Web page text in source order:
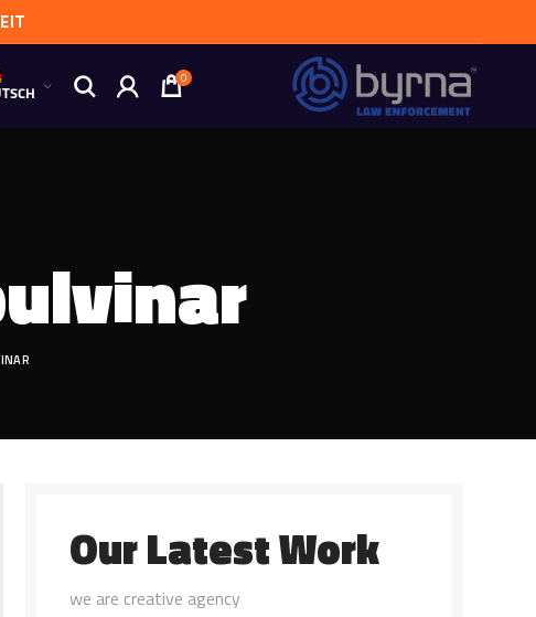
0
Our Latest Work
we are creative agency